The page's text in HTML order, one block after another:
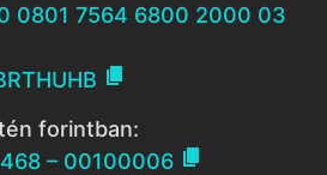
0801 7564 6800 2000 03

forintban:
– 00100006 